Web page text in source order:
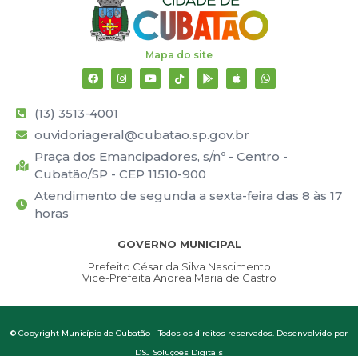
Mapa do site
(13) 3513-4001
ouvidoriageral@cubatao.sp.gov.br
Praça dos Emancipadores, s/nº - Centro -
Cubatão/SP - CEP 11510-900
Atendimento de segunda a sexta-feira das 8 às 17
horas
GOVERNO MUNICIPAL
Prefeito César da Silva Nascimento
Vice-Prefeita Andrea Maria de Castro
© Copyright Município de Cubatão - Todos os direitos reservados. Desenvolvido por
DSJ Soluções Digitais